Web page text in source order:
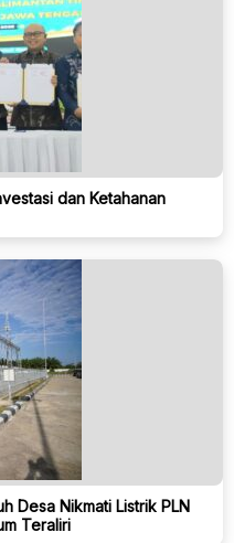
dan Ketahanan
Desa Nikmati Listrik PLN
Teraliri